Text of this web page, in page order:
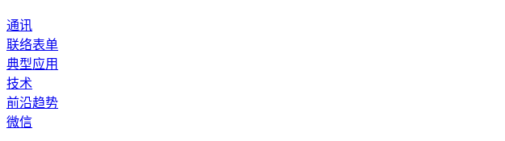
通讯
联络表单
典型应用
技术
前沿趋势
微信